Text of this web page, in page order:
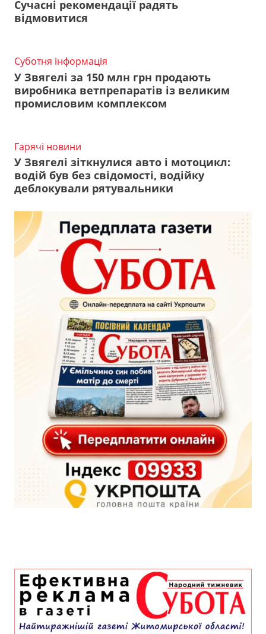
Сучасні рекомендації радять
відмовитися
Суботня інформація
У Звягелі за 150 млн грн продають
виробника ветпрепаратів із великим
промисловим комплексом
Гарячі новини
У Звягелі зіткнулися авто і мотоцикл:
водій був без свідомості, водійку
деблокували рятувальники